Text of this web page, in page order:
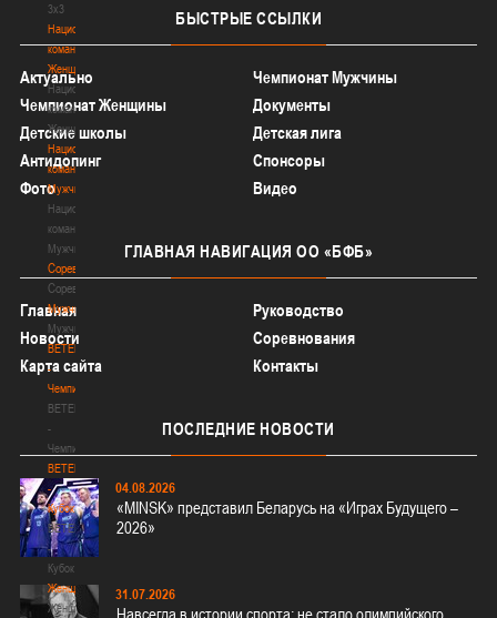
3х3
Национальная
команда.
Женщины
Национальная
команда.
Женщины
Национальная
команда.
Мужчины
Национальная
команда.
Мужчины
Соревнования
Соревнования
Мужчины
Мужчины
BETERA
-
Чемпионат
BETERA
-
Чемпионат
BETERA
-
Кубок
BETERA
-
Кубок
Женщины
Женщины
БЫСТРЫЕ ССЫЛКИ
Актуально
Чемпионат Мужчины
Чемпионат Женщины
Документы
Детские школы
Детская лига
Антидопинг
Спонсоры
Фото
Видео
ГЛАВНАЯ НАВИГАЦИЯ ОО «БФБ»
Главная
Руководство
Новости
Соревнования
Карта сайта
Контакты
ПОСЛЕДНИЕ НОВОСТИ
04.08.2026
«MINSK» представил Беларусь на «Играх Будущего –
2026»
31.07.2026
Навсегда в истории спорта: не стало олимпийского